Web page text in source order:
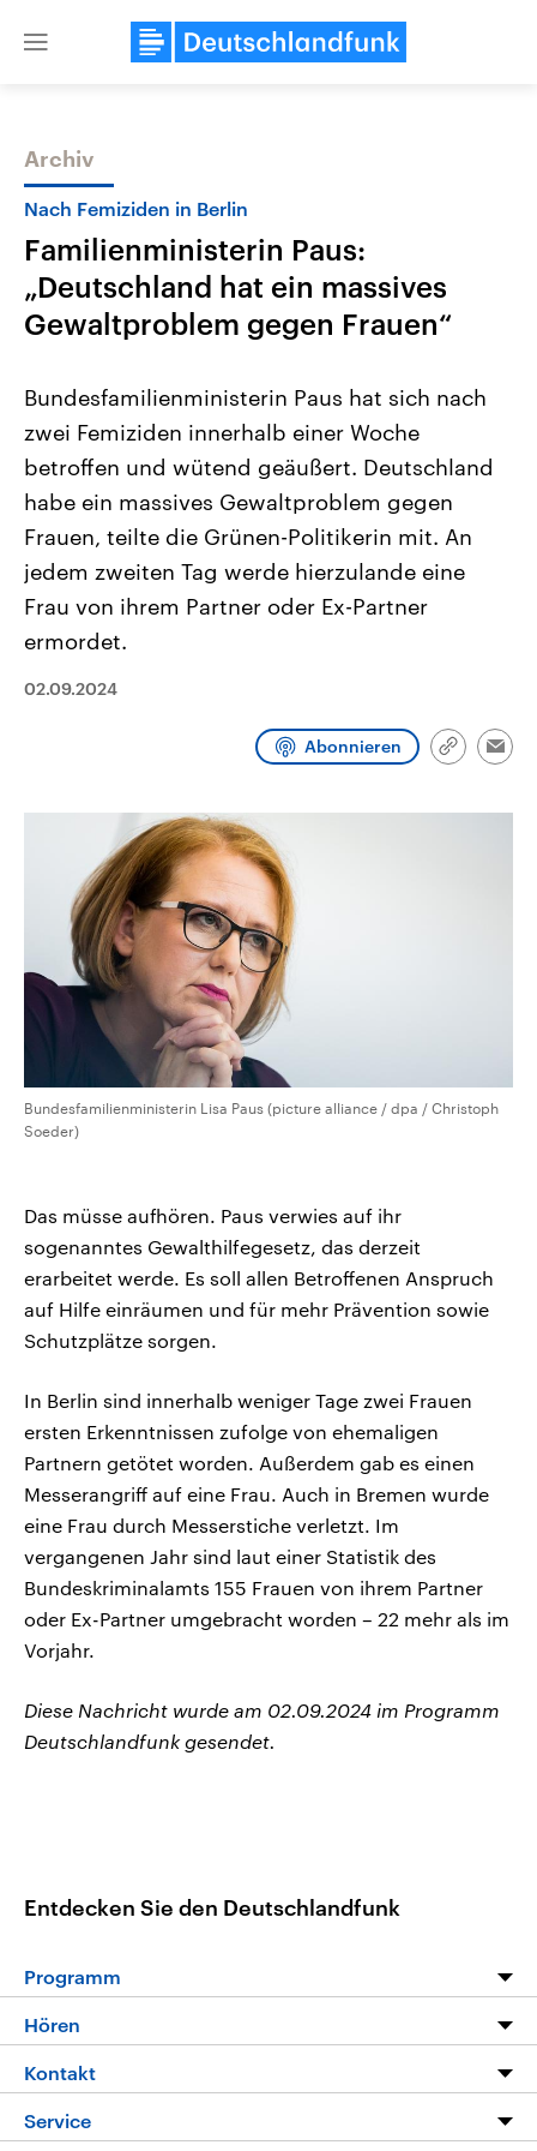
Close
Themen
2026
Alle Informationen
Sachsen-Anhalt wählt am 6.
September 2026 einen neuen
Landtag. Seit 2021 wird das
Bundesland von einer Koalition aus
CDU, SPD und FDP regiert.-
Umfragen, Prognosen,
und Hintergründe zu den Parteien
und Kandidaten der anstehenden
Wahl.
Aktuelle Beiträge,
Hintergründe
Wirtschaftlich und
gehören die Vereinigten
den mächtigsten Ländern
mit großem Einfluss auf
Sendungen Programm Podcasts
Archiv
Nach Femiziden in Berlin
Familienministerin Paus:
„Deutschland hat ein massives
Gewaltproblem gegen Frauen“
Bundesfamilienministerin Paus hat sich nach
zwei Femiziden innerhalb einer Woche
betroffen und wütend geäußert. Deutschland
habe ein massives Gewaltproblem gegen
Frauen, teilte die Grünen-Politikerin mit. An
jedem zweiten Tag werde hierzulande eine
Frau von ihrem Partner oder Ex-Partner
ermordet.
02.09.2024
Abonnieren
Link
Bundesfamilienministerin Lisa Paus (picture alliance / dpa / Christoph
Soeder)
Das müsse aufhören. Paus verwies auf ihr
sogenanntes Gewalthilfegesetz, das derzeit
erarbeitet werde. Es soll allen Betroffenen Anspruch
auf Hilfe einräumen und für mehr Prävention sowie
Schutzplätze sorgen.
In Berlin sind innerhalb weniger Tage zwei Frauen
ersten Erkenntnissen zufolge von ehemaligen
Partnern getötet worden. Außerdem gab es einen
Messerangriff auf eine Frau. Auch in Bremen wurde
eine Frau durch Messerstiche verletzt. Im
vergangenen Jahr sind laut einer Statistik des
Bundeskriminalamts 155 Frauen von ihrem Partner
oder Ex-Partner umgebracht worden – 22 mehr als im
Vorjahr.
Diese Nachricht wurde am 02.09.2024 im Programm
Deutschlandfunk gesendet.
Entdecken Sie den Deutschlandfunk
Programm
Programm
Die Nachrichten
Nachrichtenleicht
Hören
Livestream
Podcasts
Kontakt
Hörerservice
Service